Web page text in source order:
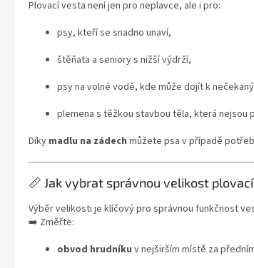
Plovací vesta není jen pro neplavce, ale i pro:
psy, kteří se snadno unaví,
štěňata a seniory s nižší výdrží,
psy na volné vodě, kde může dojít k
plemena s těžkou stavbou těla, která nejsou
Díky madlu na zádech můžete psa v případě
📏 Jak vybrat správnou velikost
Výběr velikosti je klíčový pro správnou funkčnost
➡️ Změřte:
obvod hrudníku v nejširším místě za